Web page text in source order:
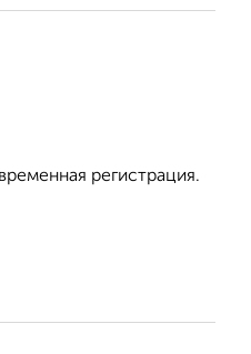
регистрация.